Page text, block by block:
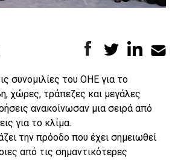
συνομιλίες του ΟΗΕ για το
χώρες, τράπεζες και μεγάλες
ανακοίνωσαν μια σειρά από
για το κλίμα.
την πρόοδο που έχει σημειωθεί
από τις σημαντικότερες